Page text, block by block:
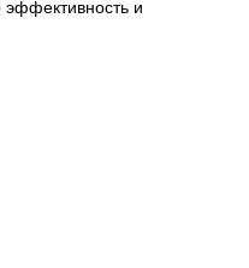
эффективность и